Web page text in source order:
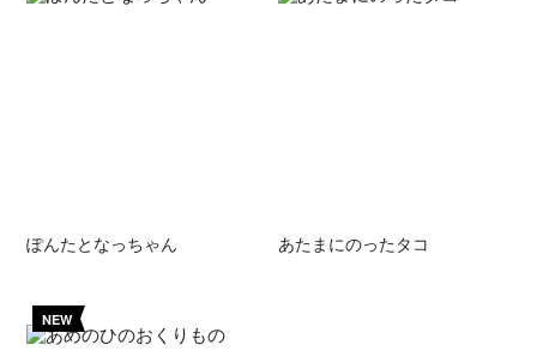
ぽんたとなっちゃん あたまにのったタコ
NEW